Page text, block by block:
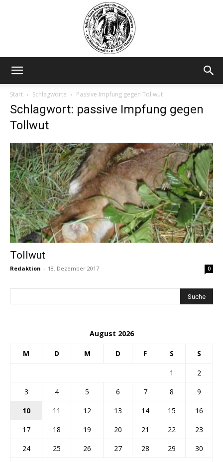
Start
Schlagworte Passive Impfung gegen Tollwut
Schlagwort: passive Impfung gegen
Tollwut
Tollwut
Redaktion - 18. Dezember 2017 0
August 2026
M D M D F S S
1
2
3
4 5 6 7 8
9
10
11 12 13 14 15
16
17
18 19 20 21 22
23
24
25 26 27 28 29
30